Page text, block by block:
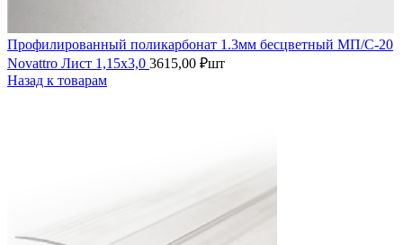
Профилированный поликарбонат 1.3мм бесцветный МП/С-20
Novattro Лист 1,15х3,0 3615,00 ₽шт
Назад к товарам